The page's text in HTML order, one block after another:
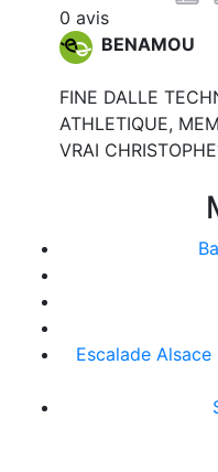
0 avis
BENAMOU
FINE DALLE
ATHLETIQUE,
VRAI
Escalade